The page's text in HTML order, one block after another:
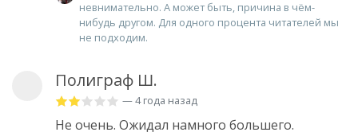
невнимательно. А может быть, причина в чём-
нибудь другом. Для одного процента читателей мы
не подходим.
Полиграф Ш.
— 4 года назад
Не очень. Ожидал намного большего.